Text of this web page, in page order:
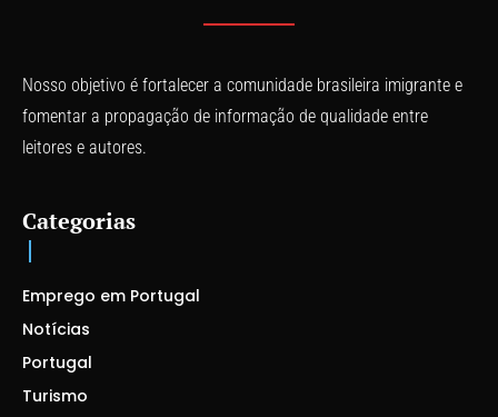
Nosso objetivo é fortalecer a comunidade brasileira imigrante e
fomentar a propagação de informação de qualidade entre
leitores e autores.
Categorias
Emprego em Portugal
Notícias
Portugal
Turismo